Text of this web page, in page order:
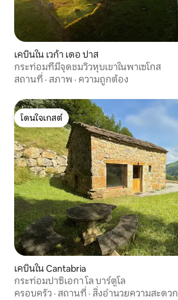
เคบินใน เวก้า เดอ ปาส
กระท่อมที่มีจุดชมวิวหุบเขาในพาเซโกส
สถานที่ · สภาพ · ความถูกต้อง
โดนใจเกสต์
โดนใจเกสต์
เคบินใน Cantabria
กระท่อมปาซิเอกา โล บาร์ตูโล
ครอบครัว · สถานที่ · สิ่งอำนวยความสะดวก